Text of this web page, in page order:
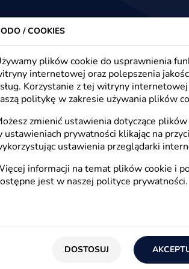
www, sklepy internetowe, e-marketing
na świecie i
oczywistego - korzystają z
jaka jest historia e-
/ COOKIES
plików cookie do usprawnienia
internetowej oraz polepszenia
Korzystanie z tej witryny internetowej
politykę w zakresie używania plików
zmienić ustawienia dotyczące
ustawieniach prywatności klikając na
ustawienia przeglądarki
informacji na temat plików cookie i
jest w naszej polityce prywatności.
DOSTOSUJ